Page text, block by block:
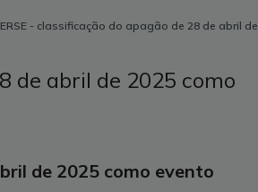
ERSE - classificação do apagão de 28 de abril de
de abril de 2025 como
de 2025 como evento